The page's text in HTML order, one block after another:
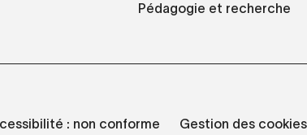
Pédagogie et recherche
: non conforme Gestion des cookies